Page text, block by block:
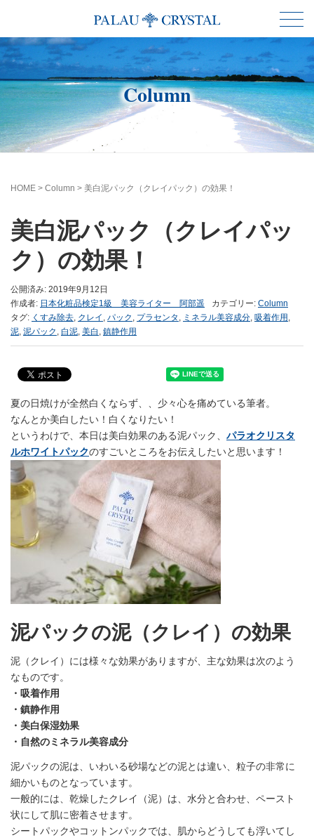
Column
HOME > Column > 美白泥パック（クレイパック）の効果！
美白泥パック（クレイパッ
ク）の効果！
公開済み: 2019年9月12日
作成者: 日本化粧品検定1級 美容ライター 阿部遥 カテゴリー: Column
タグ: くすみ除去, クレイ , パック , プラセンタ , ミネラル美容成分, 吸着作用 ,
泥, 泥パック , 白泥, 美白 , 鎮静作用
夏の日焼けが全然白くならず、、少々心を痛めている筆者。
なんとか美白したい！白くなりたい！
というわけで、本日は美白効果のある泥パック、 パラオクリスタ
ルホワイトパックのすごいところをお伝えしたいと思います！
泥パックの泥（クレイ）の効果
泥（クレイ）には様々な効果がありますが、主な効果は次のよう
なものです。
・吸着作用
・鎮静作用
・美白保湿効果
・自然のミネラル美容成分
泥パックの泥は、いわいる砂場などの泥とは違い、粒子の非常に
細かいものとなっています。
一般的には、乾燥したクレイ（泥）は、水分と合わせ、ペースト
状にして肌に密着させます。
シートパックやコットンパックでは、肌からどうしても浮いてし